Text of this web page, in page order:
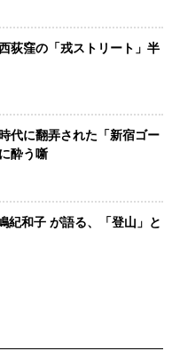
荻窪の「戎ストリート」半
代に翻弄された「新宿ゴー
酔う噺
紀和子 が語る、「登山」と